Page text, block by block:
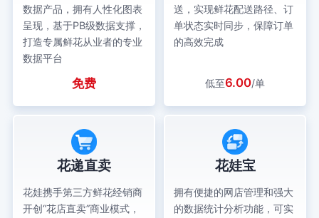
数据产品，拥有人性化图表
呈现，基于PB级数据支撑，
打造专属鲜花从业者的专业
数据平台
免费
送，实现鲜花配送路径、订
单状态实时同步，保障订单
的高效完成
低至6.00/单
花递直卖
花娃携手第三方鲜花经销商
开创“花店直卖”商业模式，
花娃宝
拥有便捷的网店管理和强大
的数据统计分析功能，可实